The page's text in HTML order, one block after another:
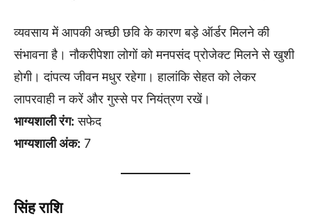
व्यवसाय में आपकी अच्छी छवि के कारण बड़े ऑर्डर मिलने की
संभावना है। नौकरीपेशा लोगों को मनपसंद प्रोजेक्ट मिलने से खुशी
होगी। दांपत्य जीवन मधुर रहेगा। हालांकि सेहत को लेकर
लापरवाही न करें और गुस्से पर नियंत्रण रखें।
भाग्यशाली रंग: सफेद
भाग्यशाली अंक: 7
सिंह राशि